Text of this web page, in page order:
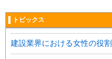
▌トピックス
建設業界における女性の役